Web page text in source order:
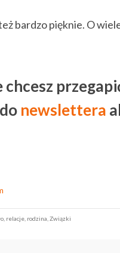
bardzo pięknie. O
chcesz
do newslettera
, relacje, rodzina,Związki